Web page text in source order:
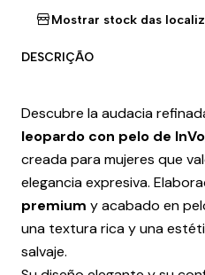
Mostrar stock das
DESCRIÇÃO
Descubre la audacia
leopardo con pelo de
creada para mujeres que
elegancia expresiva.
premium y acabado en
una textura rica y una
salvaje.